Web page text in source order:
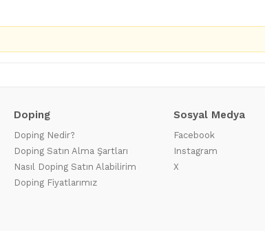
Doping
Doping Nedir?
Doping Satın Alma Şartları
Nasıl Doping Satın Alabilirim
Doping Fiyatlarımız
Sosyal Medya
Facebook
Instagram
X